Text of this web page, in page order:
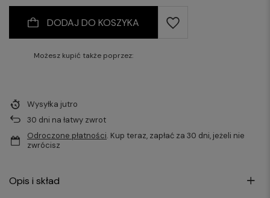
DODAJ DO KOSZYKA
Możesz kupić także poprzez:
Wysyłka jutro
30 dni na łatwy zwrot
Odroczone płatności. Kup teraz, zapłać za 30 dni, jeżeli nie
zwrócisz
Opis i skład